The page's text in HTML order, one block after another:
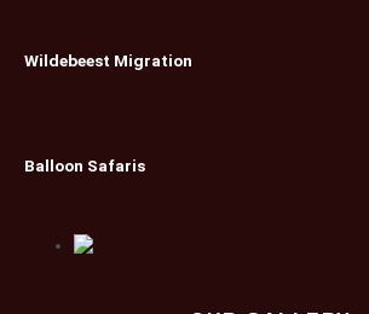
Wildebeest Migration
Balloon Safaris